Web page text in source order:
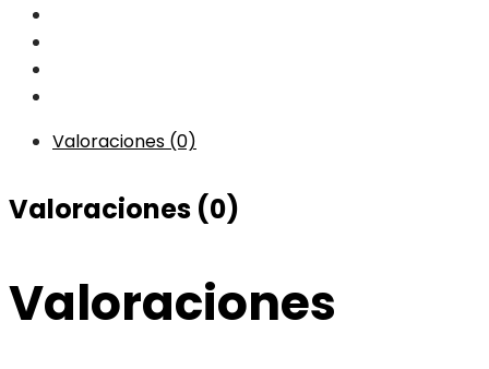
Valoraciones (0)
Valoraciones (0)
Valoraciones